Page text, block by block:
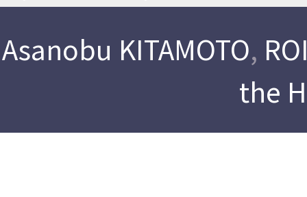
Asanobu KITAMOTO,
the